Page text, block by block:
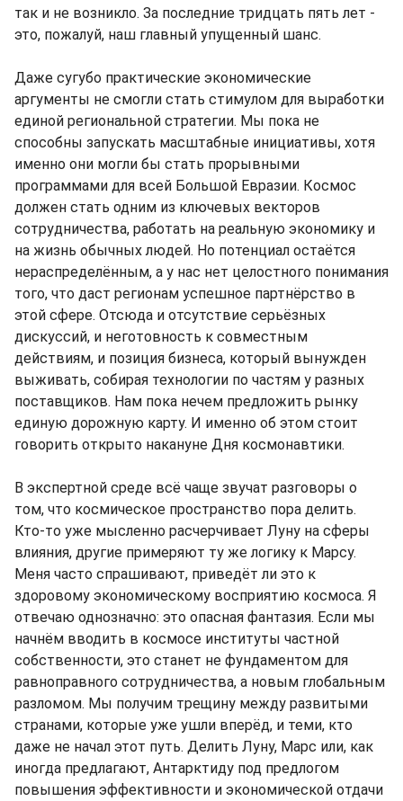
так и не возникло. За последние тридцать пять лет -
это, пожалуй, наш главный упущенный шанс.
Даже сугубо практические экономические
аргументы не смогли стать стимулом для выработки
единой региональной стратегии. Мы пока не
способны запускать масштабные инициативы, хотя
именно они могли бы стать прорывными
программами для всей Большой Евразии. Космос
должен стать одним из ключевых векторов
сотрудничества, работать на реальную экономику и
на жизнь обычных людей. Но потенциал остаётся
нераспределённым, а у нас нет целостного понимания
того, что даст регионам успешное партнёрство в
этой сфере. Отсюда и отсутствие серьёзных
дискуссий, и неготовность к совместным
действиям, и позиция бизнеса, который вынужден
выживать, собирая технологии по частям у разных
поставщиков. Нам пока нечем предложить рынку
единую дорожную карту. И именно об этом стоит
говорить открыто накануне Дня космонавтики.
В экспертной среде всё чаще звучат разговоры о
том, что космическое пространство пора делить.
Кто-то уже мысленно расчерчивает Луну на сферы
влияния, другие примеряют ту же логику к Марсу.
Меня часто спрашивают, приведёт ли это к
здоровому экономическому восприятию космоса. Я
отвечаю однозначно: это опасная фантазия. Если мы
начнём вводить в космосе институты частной
собственности, это станет не фундаментом для
равноправного сотрудничества, а новым глобальным
разломом. Мы получим трещину между развитыми
странами, которые уже ушли вперёд, и теми, кто
даже не начал этот путь. Делить Луну, Марс или, как
иногда предлагают, Антарктиду под предлогом
повышения эффективности и экономической отдачи